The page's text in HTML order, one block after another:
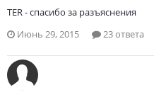
TER - спасибо за разъяснения
Июнь 29, 2015
23 ответа